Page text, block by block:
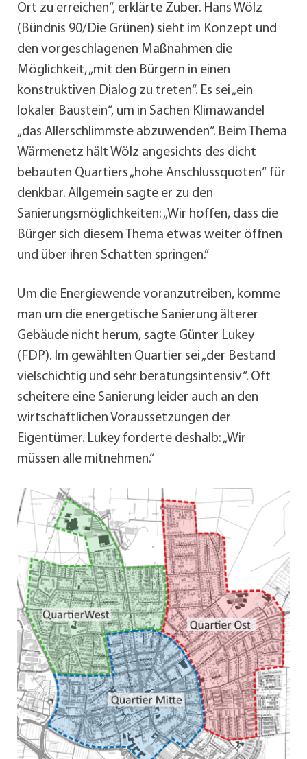
Ort zu erreichen“, erklärte Zuber. Hans Wölz
(Bündnis 90/Die Grünen) sieht im Konzept und
den vorgeschlagenen Maßnahmen die
Möglichkeit, „mit den Bürgern in einen
konstruktiven Dialog zu treten“. Es sei „ein
lokaler Baustein“, um in Sachen Klimawandel
„das Allerschlimmste abzuwenden“. Beim Thema
Wärmenetz hält Wölz angesichts des dicht
bebauten Quartiers „hohe Anschlussquoten“ für
denkbar. Allgemein sagte er zu den
Sanierungsmöglichkeiten: „Wir hoffen, dass die
Bürger sich diesem Thema etwas weiter öffnen
und über ihren Schatten springen.“
Um die Energiewende voranzutreiben, komme
man um die energetische Sanierung älterer
Gebäude nicht herum, sagte Günter Lukey
(FDP). Im gewählten Quartier sei „der Bestand
vielschichtig und sehr beratungsintensiv“. Oft
scheitere eine Sanierung leider auch an den
wirtschaftlichen Voraussetzungen der
Eigentümer. Lukey forderte deshalb: „Wir
müssen alle mitnehmen.“